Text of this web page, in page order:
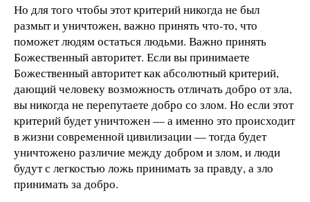
Но для того чтобы этот критерий никогда не был
размыт и уничтожен, важно принять что-то, что
поможет людям остаться людьми. Важно принять
Божественный авторитет. Если вы принимаете
Божественный авторитет как абсолютный критерий,
дающий человеку возможность отличать добро от зла,
вы никогда не перепутаете добро со злом. Но если этот
критерий будет уничтожен — а именно это происходит
в жизни современной цивилизации — тогда будет
уничтожено различие между добром и злом, и люди
будут с легкостью ложь принимать за правду, а зло
принимать за добро.